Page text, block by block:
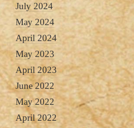
July 2024
May 2024
April 2024
May 2023
April 2023
June 2022
May 2022
April 2022